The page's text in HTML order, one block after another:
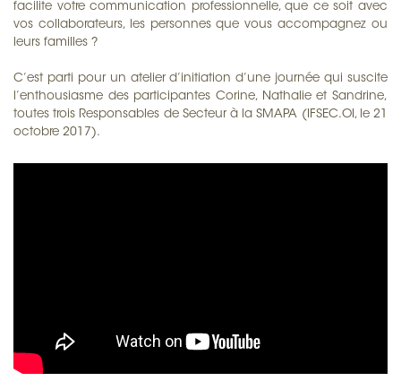
facilite votre communication professionnelle, que ce soit avec
vos collaborateurs, les personnes que vous accompagnez ou
leurs familles ?
C’est parti pour un atelier d’initiation d’une journée qui suscite
l’enthousiasme des participantes Corine, Nathalie et Sandrine,
toutes trois Responsables de Secteur à la SMAPA (IFSEC.OI, le 21
octobre 2017).